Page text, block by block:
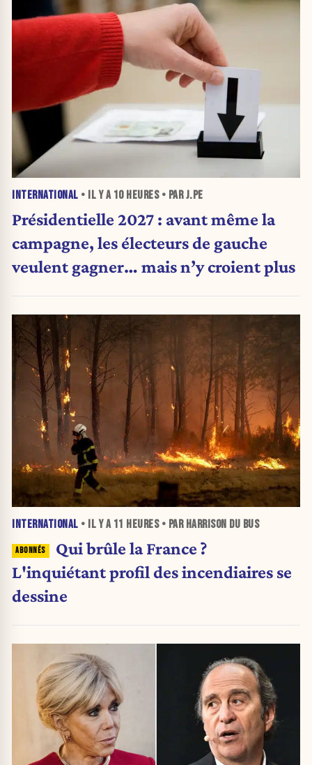
INTERNATIONAL • IL Y A 10 HEURES• PAR J.PE
Présidentielle 2027 : avant même la
campagne, les électeurs de gauche
veulent gagner… mais n’y croient plus
INTERNATIONAL • IL Y A 11 HEURES• PAR HARRISON DU BUS
Qui brûle la France ?
L'inquiétant profil des incendiaires se
dessine